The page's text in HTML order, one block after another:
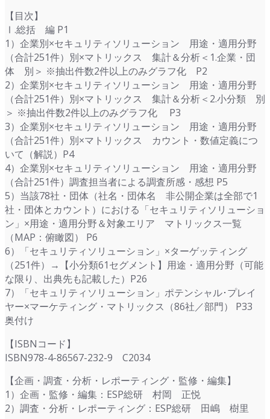
【目次】
Ⅰ.総括 編 P1
1）企業別×セキュリティソリューション 用途・適用分野
（合計251件）別×マトリックス 集計＆分析＜1.企業・団
体 別＞ ※抽出件数2件以上のみグラフ化 P2
2）企業別×セキュリティソリューション 用途・適用分野
（合計251件）別×マトリックス 集計＆分析＜2.小分類 別
＞ ※抽出件数2件以上のみグラフ化 P3
3）企業別×セキュリティソリューション 用途・適用分野
（合計251件）別×マトリックス カウント・数値定義につ
いて（解説）P4
4）企業別×セキュリティソリューション 用途・適用分野
（合計251件）調査担当者による調査所感・感想 P5
5）当該78社・団体（社名・団体名 非公開企業は全部で1
社・団体とカウント）における「セキュリティソリューショ
ン」×用途・適用分野＆対象エリア マトリックス一覧
（MAP：俯瞰図） P6
6）「セキュリティソリューション」×ターゲッティング
（251件）→【小分類61セグメント】用途・適用分野（可能
な限り、出典先も記載した）P26
7）「セキュリティソリューション」ポテンシャル･プレイ
ヤー×マーケティング・マトリックス（86社／部門） P33
奥付け
【ISBNコード】
ISBN978-4-86567-232-9 C2034
【企画・調査・分析・レポーティング・監修・編集】
1）企画・監修・編集：ESP総研 村岡 正悦
2）調査・分析・レポーティング：ESP総研 田嶋 樹里